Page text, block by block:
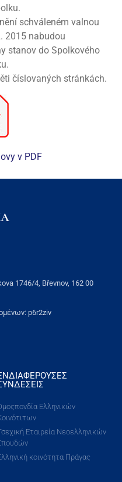
schváleném valnou
2015 nabudou
stanov do Spolkového
číslovaných stránkách.
v PDF
1746/4, Břevnov, 162 00
p6r2ziv
Ελληνικών
Εταιρεία Νεοελληνικών
κοινότητα Πράγας